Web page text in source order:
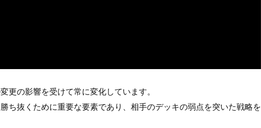
更の影響を受けて常に変化しています。
ち抜くために重要な要素であり、相手のデッキの弱点を突いた戦略を